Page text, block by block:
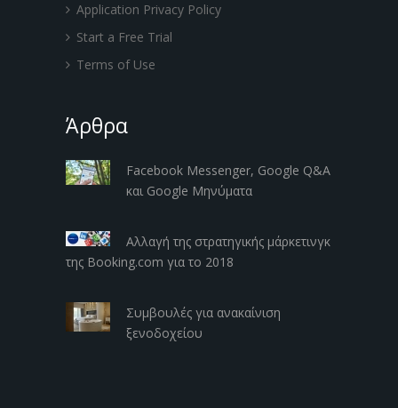
Application Privacy Policy
Start a Free Trial
Terms of Use
Άρθρα
Facebook Messenger, Google Q&A
και Google Μηνύματα
Αλλαγή της στρατηγικής μάρκετινγκ
της Booking.com για το 2018
Συμβουλές για ανακαίνιση
ξενοδοχείου